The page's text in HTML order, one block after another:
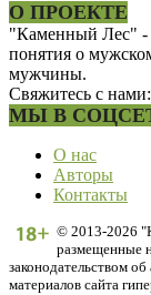
О ПРОЕКТЕ
"Каменный Лес" -
понятия о
мужчины.
Свяжитесь с нами:
МЫ В
О нас
Авторы
Контакты
© 2013-2026
размещенные
законодательством
материалов сайта